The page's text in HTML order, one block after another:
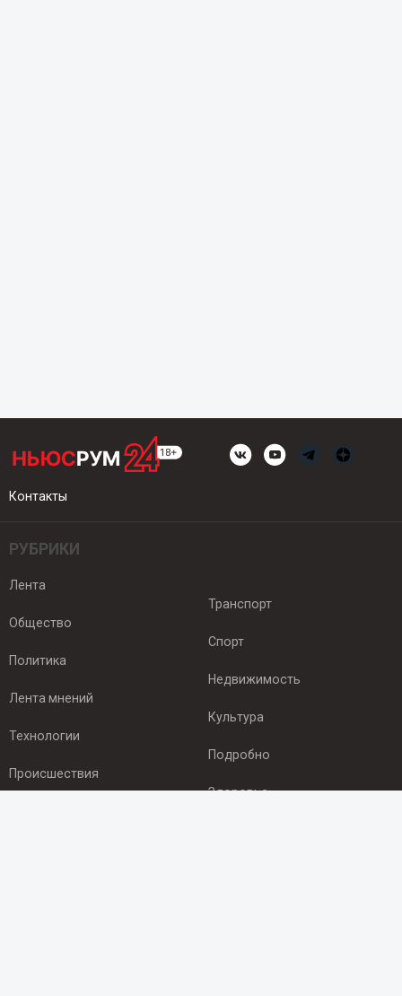
Контакты
РУБРИКИ
Лента
Общество
Политика
Лента мнений
Технологии
Происшествия
Транспорт
Спорт
Недвижимость
Культура
Подробно
Здоровье